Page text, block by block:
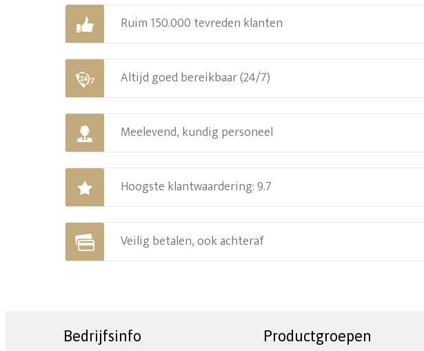
Ruim 150.000 tevreden klanten
Altijd goed bereikbaar (24/7)
Meelevend, kundig personeel
Hoogste klantwaardering: 9.7
Veilig betalen, ook achteraf
Bedrijfsinfo Productgroepen